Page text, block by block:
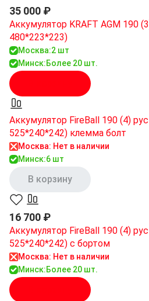
35 000 ₽
Аккумулятор KRAFT AGM 190
480*223*223)
Москва:2 шт
Минск:Более 20 шт.
Аккумулятор FireBall 190 (4)
525*240*242) клемма болт
Москва: Нет в наличии
Минск:6 шт
В корзину
16 700 ₽
Аккумулятор FireBall 190 (4)
525*240*242) с бортом
Москва: Нет в наличии
Минск:Более 20 шт.